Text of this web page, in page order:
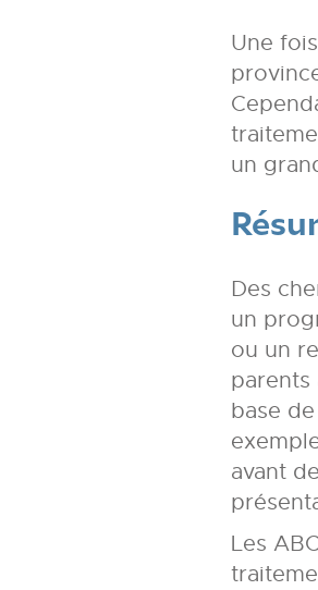
Une
un
Des
un
ou un
parents
base
avant
Les